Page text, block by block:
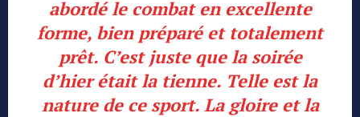
abordé le combat en excellente
forme, bien préparé et totalement
prêt. C’est juste que la soirée
d’hier était la tienne. Telle est la
nature de ce sport. La gloire et la